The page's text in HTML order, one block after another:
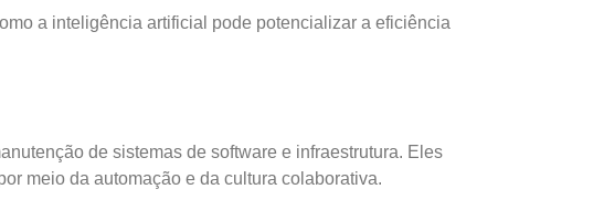
a inteligência artificial pode potencializar a eficiência
de sistemas de software e infraestrutura. Eles
meio da automação e da cultura colaborativa.